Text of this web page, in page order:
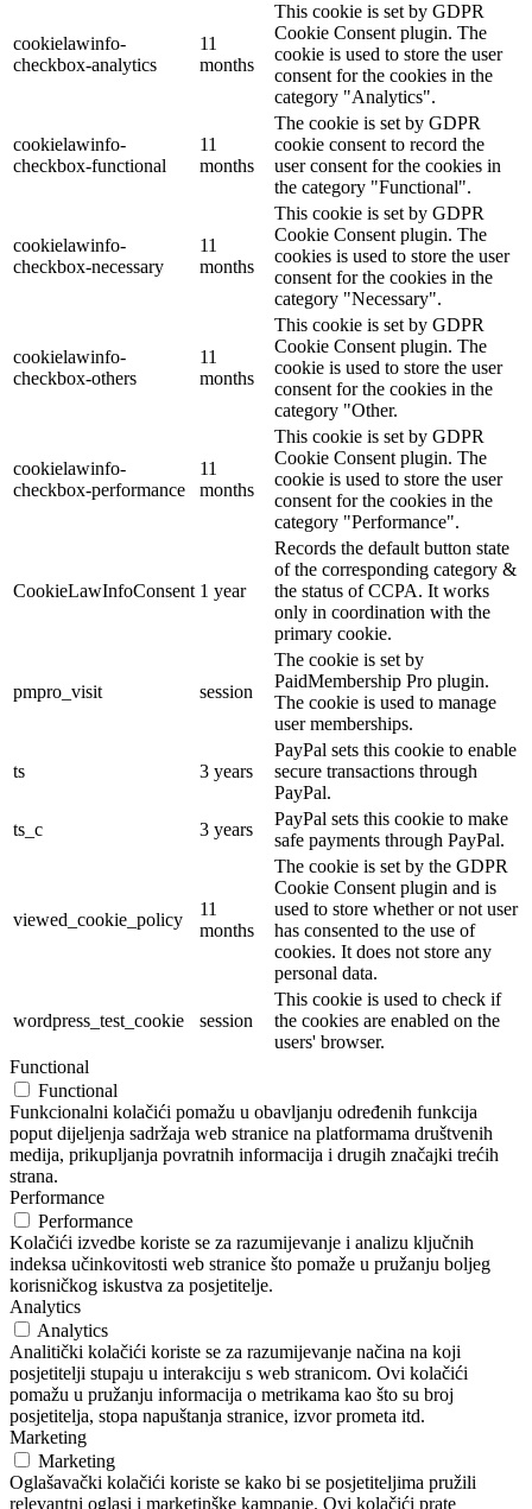
cookielawinfo-
checkbox-analytics
11
months
This cookie is set by GDPR
Cookie Consent plugin. The
cookie is used to store the user
consent for the cookies in the
category "Analytics".
cookielawinfo-
checkbox-functional
11
months
The cookie is set by GDPR
cookie consent to record the
user consent for the cookies in
the category "Functional".
cookielawinfo-
checkbox-necessary
11
months
This cookie is set by GDPR
Cookie Consent plugin. The
cookies is used to store the user
consent for the cookies in the
category "Necessary".
cookielawinfo-
checkbox-others
11
months
This cookie is set by GDPR
Cookie Consent plugin. The
cookie is used to store the user
consent for the cookies in the
category "Other.
cookielawinfo-
checkbox-performance
11
months
This cookie is set by GDPR
Cookie Consent plugin. The
cookie is used to store the user
consent for the cookies in the
category "Performance".
CookieLawInfoConsent 1 year
Records the default button state
of the corresponding category &
the status of CCPA. It works
only in coordination with the
primary cookie.
pmpro_visit session
The cookie is set by
PaidMembership Pro plugin.
The cookie is used to manage
user memberships.
ts 3 years
PayPal sets this cookie to enable
secure transactions through
PayPal.
ts_c
3 years
PayPal sets this cookie to make
safe payments through PayPal.
viewed_cookie_policy
11
months
The cookie is set by the GDPR
Cookie Consent plugin and is
used to store whether or not user
has consented to the use of
cookies. It does not store any
personal data.
wordpress_test_cookie session
This cookie is used to check if
the cookies are enabled on the
users' browser.
Functional
Functional
Funkcionalni kolačići pomažu u obavljanju određenih funkcija
poput dijeljenja sadržaja web stranice na platformama društvenih
medija, prikupljanja povratnih informacija i drugih značajki trećih
strana.
Performance
Performance
Kolačići izvedbe koriste se za razumijevanje i analizu ključnih
indeksa učinkovitosti web stranice što pomaže u pružanju boljeg
korisničkog iskustva za posjetitelje.
Analytics
Analytics
Analitički kolačići koriste se za razumijevanje načina na koji
posjetitelji stupaju u interakciju s web stranicom. Ovi kolačići
pomažu u pružanju informacija o metrikama kao što su broj
posjetitelja, stopa napuštanja stranice, izvor prometa itd.
Marketing
Marketing
Oglašavački kolačići koriste se kako bi se posjetiteljima pružili
relevantni oglasi i marketinške kampanje. Ovi kolačići prate